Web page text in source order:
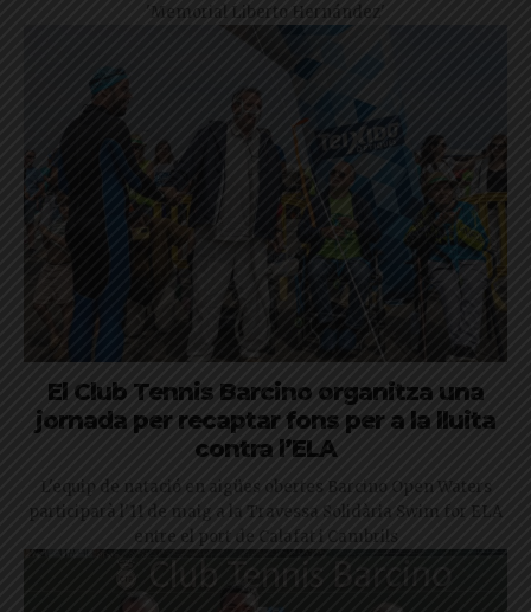
'Memorial Liberto Hernández'
El Club Tennis Barcino organitza una
jornada per recaptar fons per a la lluita
contra l’ELA
L'equip de natació en aigües obertes Barcino Open Waters
participarà l'11 de maig a la Travessa Solidària Swim for ELA
entre el port de Calafat i Cambrils